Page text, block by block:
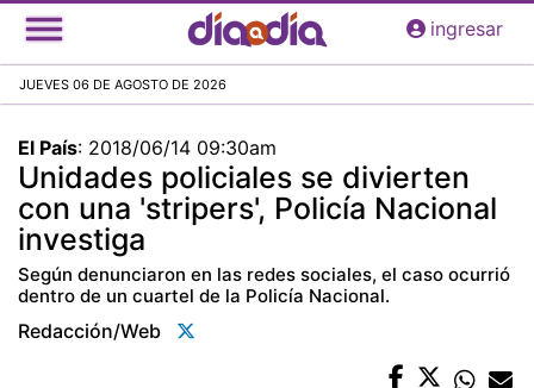
Pasar
al
principal
ingresar
JUEVES 06 DE AGOSTO DE 2026
El País: 2018/06/14 09:30am
Unidades policiales se divierten
con una 'stripers', Policía Nacional
investiga
Según denunciaron en las redes sociales, el caso ocurrió
dentro de un cuartel de la Policía Nacional.
Redacción/web